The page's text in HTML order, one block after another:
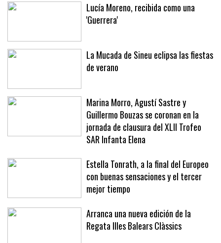
Lucía Moreno, recibida como una
'Guerrera'
La Mucada de Sineu eclipsa las fiestas
de verano
Marina Morro, Agustí Sastre y
Guillermo Bouzas se coronan en la
jornada de clausura del XLII Trofeo
SAR Infanta Elena
Estella Tonrath, a la final del Europeo
con buenas sensaciones y el tercer
mejor tiempo
Arranca una nueva edición de la
Regata Illes Balears Clàssics